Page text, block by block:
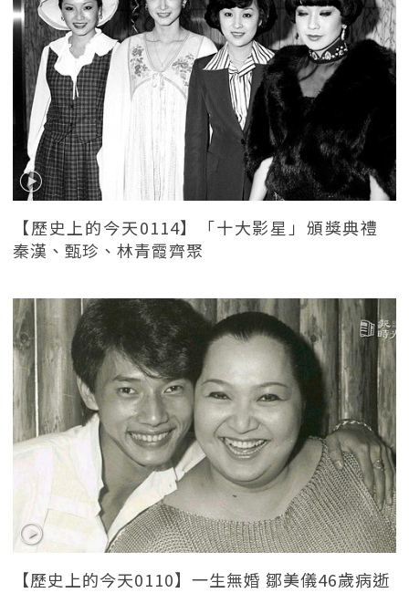
【歷史上的今天0114】「十大影星」頒獎典禮
秦漢、甄珍、林青霞齊聚
【歷史上的今天0110】一生無婚 鄒美儀46歲病逝